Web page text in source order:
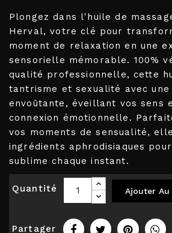
Plongez dans l'huile de
Herval, votre clé pour
moment de relaxation en une
sensorielle mémorable. 100%
qualité professionnelle, cette
tantrisme et sexualité avec
envoûtante, éveillant vos sens
connexion émotionnelle.
vos moments de sensualité,
ingrédients aphrodisiaques
sublime chaque instant.
Quantité Ajouter Au
Partager